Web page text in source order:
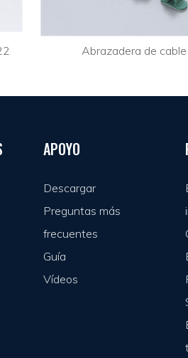
Abrazadera de cable
APOYO
Descargar
Preguntas más
frecuentes
Guía
Vídeos